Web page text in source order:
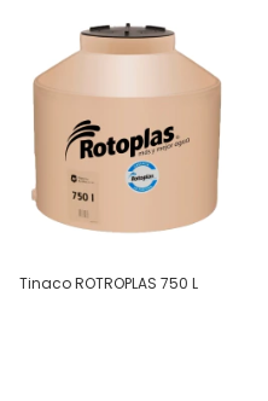
Tinaco ROTROPLAS 750 L